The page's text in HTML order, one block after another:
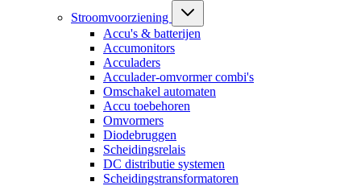
Stroomvoorziening
Accu's & batterijen
Accumonitors
Acculaders
Acculader-omvormer combi's
Omschakel automaten
Accu toebehoren
Omvormers
Diodebruggen
Scheidingsrelais
DC distributie systemen
Scheidingstransformatoren